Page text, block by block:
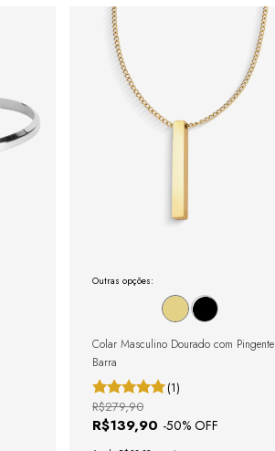
Outras opções:
Colar Masculino Dourado com Pingente
Barra
(1)
R$139,90 -50% OFF
R$279,90